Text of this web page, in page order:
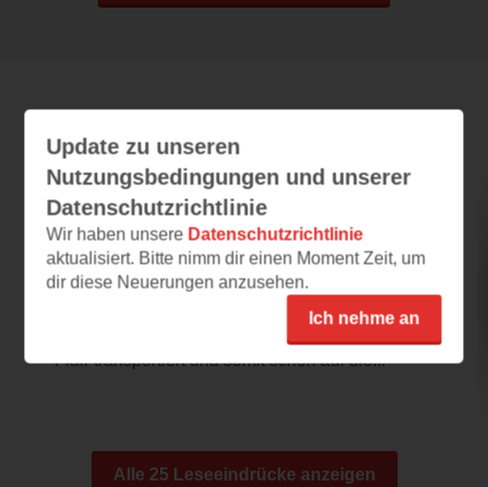
Monsieur le Comte und die Kunst des
Tötens
05.09.2022 – 21:58
Flair transportiert und somit schon auf die...
Alle 25 Leseeindrücke anzeigen
Update zu unseren
Nutzungsbedingungen und unserer
Datenschutzrichtlinie
Wir haben unsere Datenschutzrichtlinie
aktualisiert. Bitte nimm dir einen Moment Zeit, um
dir diese Neuerungen anzusehen.
Ich nehme an